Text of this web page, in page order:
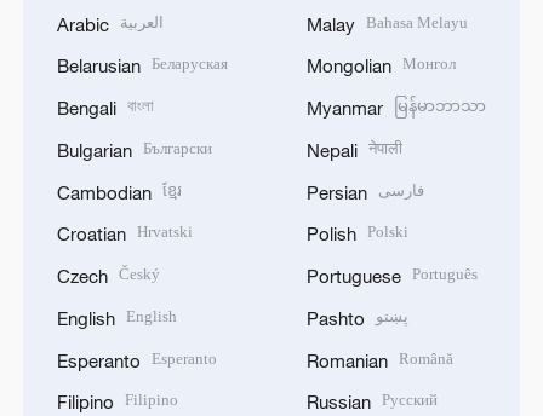
Arabic العربية
Belarusian Беларуская
Bengali বাংলা
Bulgarian Български
Cambodian ខ្មែរ
Croatian Hrvatski
Czech Český
English English
Esperanto Esperanto
Filipino Filipino
Malay Bahasa Melayu
Mongolian Монгол
Myanmar မြန်မာဘာသာ
Nepali नेपाली
Persian فارسی
Polish Polski
Portuguese Português
Pashto پښتو
Romanian Română
Russian Русский